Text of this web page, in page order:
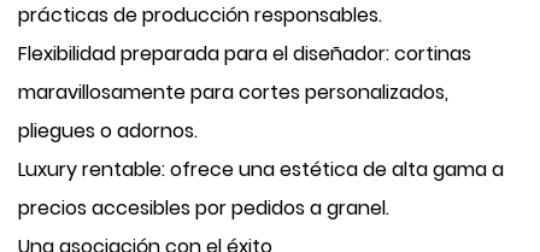
prácticas de producción responsables.
Flexibilidad preparada para el diseñador: cortinas
maravillosamente para cortes personalizados,
pliegues o adornos.
Luxury rentable: ofrece una estética de alta gama a
precios accesibles por pedidos a granel.